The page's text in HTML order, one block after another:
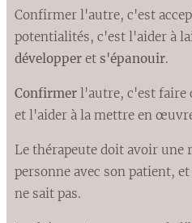
Confirmer l'autre, c'est
potentialités, c'est l'aider à
développer et s'épanouir.
Confirmer l'autre, c'est faire
et l'aider à la mettre en
Le thérapeute doit avoir une
personne avec son patient,
ne sait pas.